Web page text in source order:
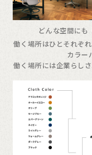
どんな空間にも
働く場所はひとそれぞ
カラー
働く場所には企業らし